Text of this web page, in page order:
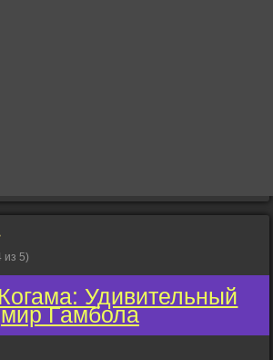
из 5)
Удивительный
мир Гамбола